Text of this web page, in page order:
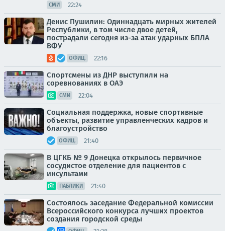
СМИ 22:24
Денис Пушилин: Одиннадцать мирных жителей
Республики, в том числе двое детей,
пострадали сегодня из-за атак ударных БПЛА
ВФУ
ОФИЦ. 22:16
Спортсмены из ДНР выступили на
соревнованиях в ОАЭ
СМИ 22:04
Социальная поддержка, новые спортивные
объекты, развитие управленческих кадров и
благоустройство
ОФИЦ. 21:40
В ЦГКБ № 9 Донецка открылось первичное
сосудистое отделение для пациентов с
инсультами
ПАБЛИКИ 21:40
Состоялось заседание Федеральной комиссии
Всероссийского конкурса лучших проектов
создания городской среды